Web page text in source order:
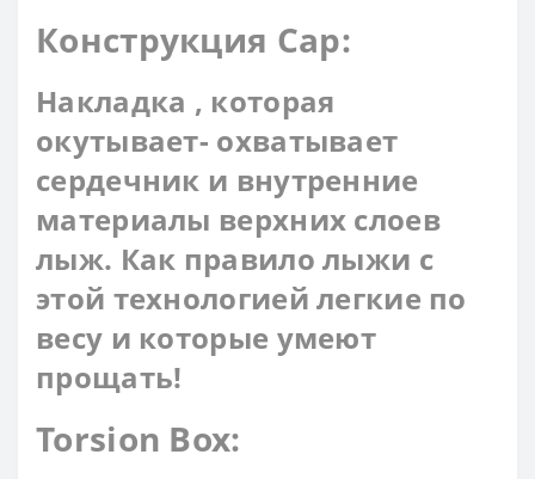
Конструкция Cap:
Накладка , которая
окутывает- охватывает
сердечник и внутренние
материалы верхних слоев
лыж. Как правило лыжи с
этой технологией легкие по
весу и которые умеют
прощать!
Torsion Box: